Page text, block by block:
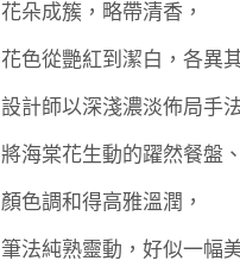
花朵成簇，略帶清香，
花色從艷紅到潔白，各異
設計師以深淺濃淡佈局手法
將海棠花生動的躍然餐盤
顏色調和得高雅溫潤，
筆法純熟靈動，好似一幅